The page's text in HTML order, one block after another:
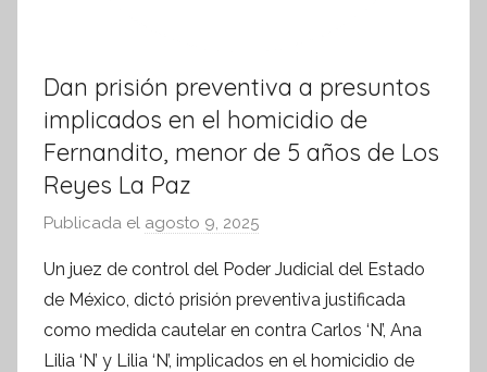
Dan prisión preventiva a presuntos
implicados en el homicidio de
Fernandito, menor de 5 años de Los
Reyes La Paz
Publicada el agosto 9, 2025
r
S
í
n
Un juez de control del Poder Judicial del Estado
de México, dictó prisión preventiva justificada
como medida cautelar en contra Carlos ‘N’, Ana
Lilia ‘N’ y Lilia ‘N’, implicados en el homicidio de